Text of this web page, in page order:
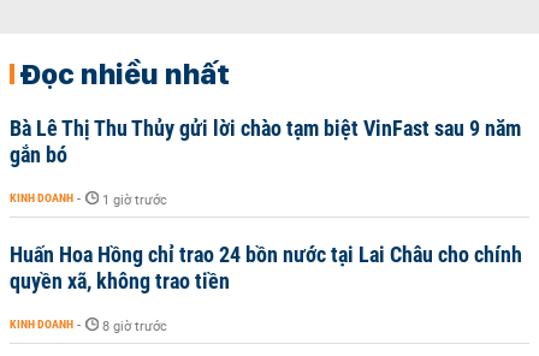
Đọc nhiều nhất
Bà Lê Thị Thu Thủy gửi lời chào tạm biệt VinFast sau 9 năm
gắn bó
KINH DOANH - 1 giờ trước
Huấn Hoa Hồng chỉ trao 24 bồn nước tại Lai Châu cho chính
quyền xã, không trao tiền
KINH DOANH - 8 giờ trước